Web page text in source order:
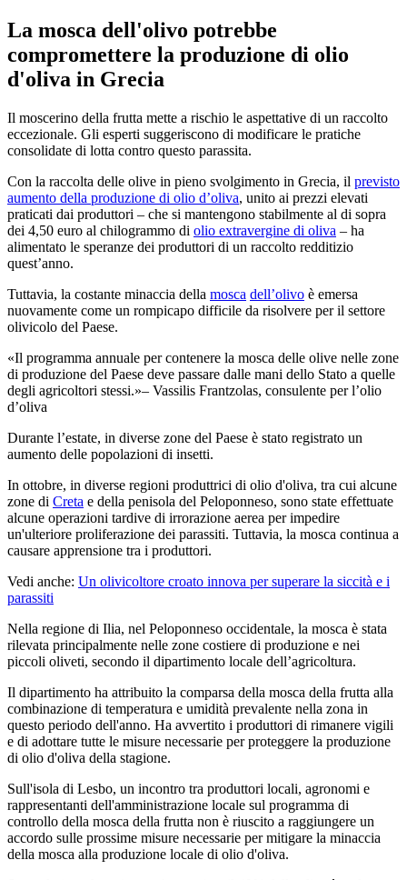
La mosca dell'olivo potrebbe
compromettere la produzione di olio
d'oliva in Grecia
Il moscerino della frutta mette a rischio le aspettative di un raccolto
eccezionale. Gli esperti suggeriscono di modificare le pratiche
consolidate di lotta contro questo parassita.
Con la raccolta delle olive in pieno svolgimento in Grecia, il previsto
aumento della produzione di olio d’oliva, unito ai prezzi elevati
praticati dai produttori – che si mantengono stabilmente al di sopra
dei 4,50 euro al chilogrammo di olio extravergine di oliva – ha
alimentato le speranze dei produttori di un raccolto redditizio
quest’anno.
Tuttavia, la costante minaccia della mosca dell’olivo è emersa
nuovamente come un rompicapo difficile da risolvere per il settore
olivicolo del Paese.
Il programma annuale per contenere la mosca delle olive nelle zone
di produzione del Paese deve passare dalle mani dello Stato a quelle
degli agricoltori stessi. – Vassilis Frantzolas, consulente per l’olio
d’oliva
Durante l’estate, in diverse zone del Paese è stato registrato un
aumento delle popolazioni di insetti.
In ottobre, in diverse regioni produttrici di olio d'oliva, tra cui alcune
zone di Creta e della penisola del Peloponneso, sono state effettuate
alcune operazioni tardive di irrorazione aerea per impedire
un'ulteriore proliferazione dei parassiti. Tuttavia, la mosca continua a
causare apprensione tra i produttori.
Vedi anche: Un olivicoltore croato innova per superare la siccità e i
parassiti
Nella regione di Ilia, nel Peloponneso occidentale, la mosca è stata
rilevata principalmente nelle zone costiere di produzione e nei
piccoli oliveti, secondo il dipartimento locale dell’agricoltura.
Il dipartimento ha attribuito la comparsa della mosca della frutta alla
combinazione di temperatura e umidità prevalente nella zona in
questo periodo dell'anno. Ha avvertito i produttori di rimanere vigili
e di adottare tutte le misure necessarie per proteggere la produzione
di olio d'oliva della stagione.
Sull'isola di Lesbo, un incontro tra produttori locali, agronomi e
rappresentanti dell'amministrazione locale sul programma di
controllo della mosca della frutta non è riuscito a raggiungere un
accordo sulle prossime misure necessarie per mitigare la minaccia
della mosca alla produzione locale di olio d'oliva.